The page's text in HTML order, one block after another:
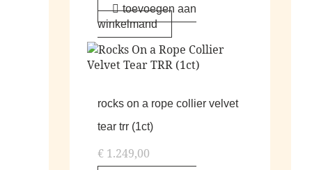
toevoegen aan
winkelmand
rocks on a rope collier velvet
tear trr (1ct)
€ 1.249,00